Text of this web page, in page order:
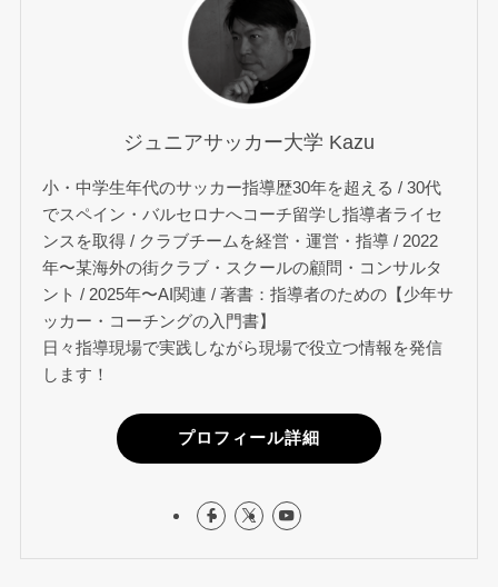
ジュニアサッカー大学 Kazu
小・中学生年代のサッカー指導歴30年を超える / 30代
でスペイン・バルセロナへコーチ留学し指導者ライセ
ンスを取得 / クラブチームを経営・運営・指導 / 2022
年〜某海外の街クラブ・スクールの顧問・コンサルタ
ント / 2025年〜AI関連 / 著書：指導者のための【少年サ
ッカー・コーチングの入門書】
日々指導現場で実践しながら現場で役立つ情報を発信
します！
プロフィール詳細